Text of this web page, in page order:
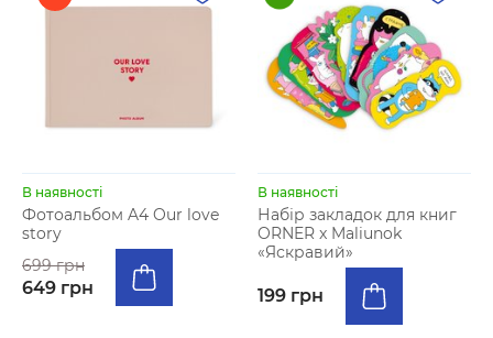
В наявності
Фотоальбом A4 Our love
story
699 грн
649 грн
В наявності
Набір закладок для книг
ORNER x Maliunok
«Яскравий»
199 грн